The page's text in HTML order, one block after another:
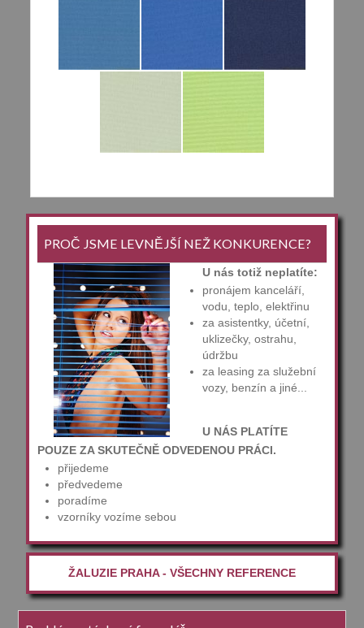
PROČ JSME LEVNĚJŠÍ NEŽ KONKURENCE?
U nás totiž neplatíte:
pronájem kanceláří,
vodu, teplo, elektřinu
za asistentky, účetní,
uklizečky, ostrahu,
údržbu
za leasing za služební
vozy, benzín a jiné...
U NÁS PLATÍTE
POUZE ZA SKUTEČNĚ ODVEDENOU PRÁCI.
přijedeme
předvedeme
poradíme
vzorníky vozíme sebou
ŽALUZIE PRAHA - VŠECHNY REFERENCE